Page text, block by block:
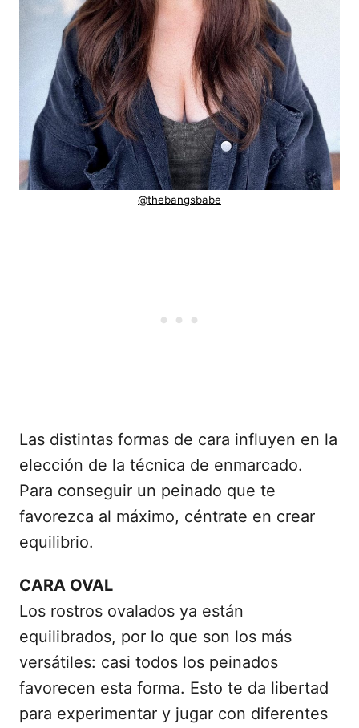
@thebangsbabe
Las distintas formas de cara influyen en la
elección de la técnica de enmarcado.
Para conseguir un peinado que te
favorezca al máximo, céntrate en crear
equilibrio.
CARA OVAL
Los rostros ovalados ya están
equilibrados, por lo que son los más
versátiles: casi todos los peinados
favorecen esta forma. Esto te da libertad
para experimentar y jugar con diferentes